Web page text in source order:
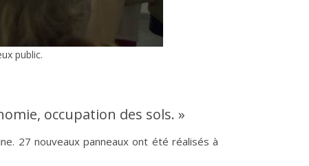
public.
occupation des sols. »
27 nouveaux panneaux ont été réalisés à